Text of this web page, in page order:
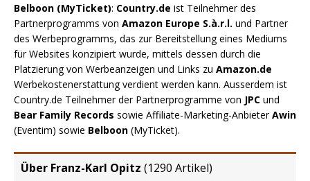
Belboon (MyTicket): Country.de ist Teilnehmer des
Partnerprogramms von Amazon Europe S.à.r.l. und Partner
des Werbeprogramms, das zur Bereitstellung eines Mediums
für Websites konzipiert wurde, mittels dessen durch die
Platzierung von Werbeanzeigen und Links zu Amazon.de
Werbekostenerstattung verdient werden kann. Ausserdem ist
Country.de Teilnehmer der Partnerprogramme von JPC und
Bear Family Records sowie Affiliate-Marketing-AnbieterAwin
(Eventim) sowie Belboon (MyTicket).
Über Franz-Karl Opitz (1290 Artikel)